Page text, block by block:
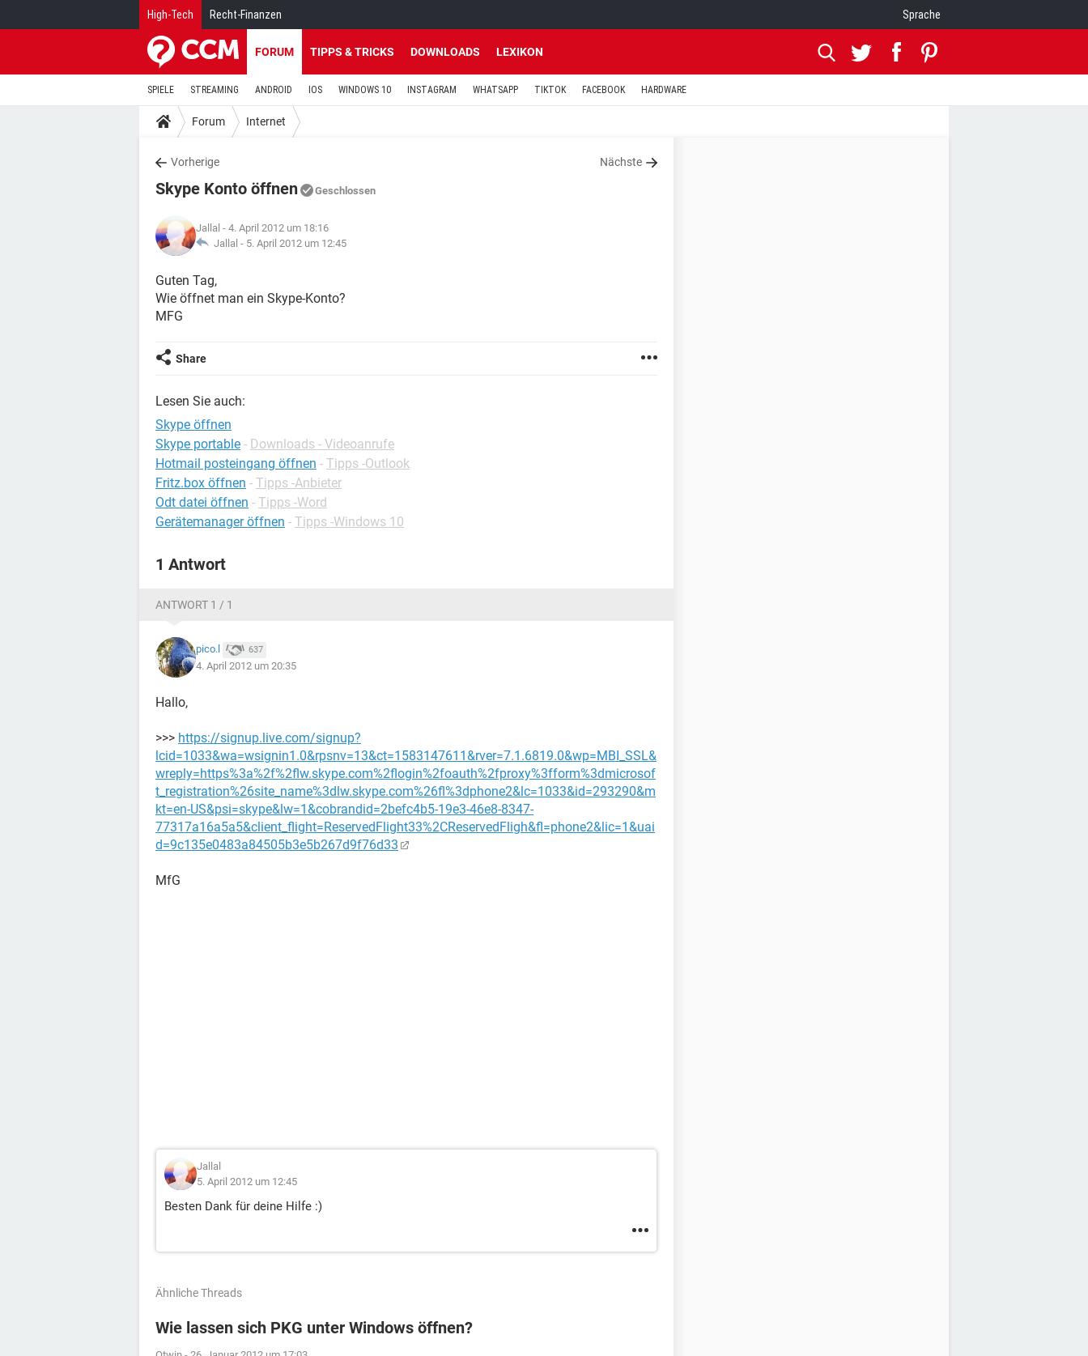
High-Tech Recht-Finanzen Sprache
FORUM TIPPS & TRICKS DOWNLOADS LEXIKON
SPIELE STREAMING ANDROID IOS WINDOWS 10 INSTAGRAM WHATSAPP TIKTOK FACEBOOK HARDWARE
Forum Internet
Vorherige Nächste
Skype Konto öffnen Geschlossen
Jallal - 4. April 2012 um 18:16
Jallal - 5. April 2012 um 12:45
Guten Tag,
Wie öffnet man ein Skype-Konto?
MFG
Share
Lesen Sie auch:
Skype öffnen
Skype portable - Downloads - Videoanrufe
Hotmail posteingang öffnen - Tipps -Outlook
Fritz.box öffnen - Tipps -Anbieter
Odt datei öffnen - Tipps -Word
Gerätemanager öffnen - Tipps -Windows 10
1 Antwort
ANTWORT 1 / 1
pico.l 637
4. April 2012 um 20:35
Hallo,
>>> https://signup.live.com/signup?
lcid=1033&wa=wsignin1.0&rpsnv=13&ct=1583147611&rver=7.1.6819.0&wp=MBI_SSL&
wreply=https%3a%2f%2flw.skype.com%2flogin%2foauth%2fproxy%3fform%3dmicrosof
t_registration%26site_name%3dlw.skype.com%26fl%3dphone2&lc=1033&id=293290&m
kt=en-US&psi=skype&lw=1&cobrandid=2befc4b5-19e3-46e8-8347-
77317a16a5a5&client_flight=ReservedFlight33%2CReservedFligh&fl=phone2&lic=1&uai
d=9c135e0483a84505b3e5b267d9f76d33
MfG
Jallal
5. April 2012 um 12:45
Besten Dank für deine Hilfe :)
Ähnliche Threads
Wie lassen sich PKG unter Windows öffnen?